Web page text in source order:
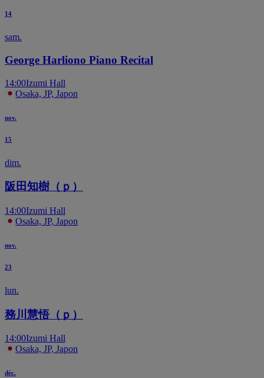
14
sam.
George Harliono Piano Recital
14:00Izumi Hall
Osaka, JP, Japon
nov.
15
dim.
阪田知樹（ｐ）
14:00Izumi Hall
Osaka, JP, Japon
nov.
23
lun.
務川慧悟（ｐ）
14:00Izumi Hall
Osaka, JP, Japon
déc.